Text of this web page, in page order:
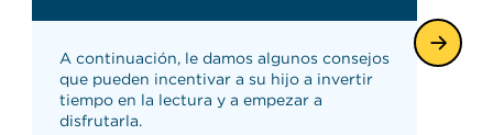
A continuación, le damos algunos consejos
que pueden incentivar a su hijo a invertir
tiempo en la lectura y a empezar a
disfrutarla.